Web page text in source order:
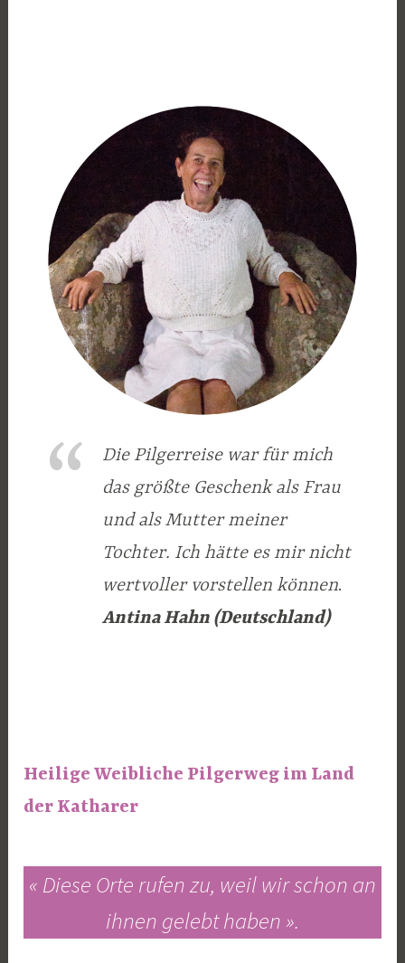
Die Pilgerreise war für mich
das größte Geschenk als Frau
und als Mutter meiner
Tochter. Ich hätte es mir nicht
wertvoller vorstellen können.
Antina Hahn (Deutschland)
Heilige Weibliche Pilgerweg im Land
der Katharer
« Diese Orte rufen zu, weil wir schon an
ihnen gelebt haben ».